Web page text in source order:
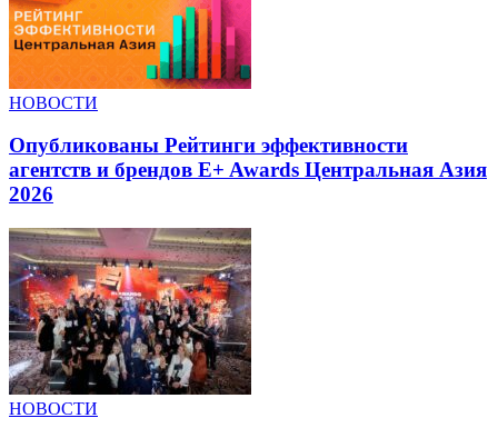
НОВОСТИ
Опубликованы Рейтинги эффективности
агентств и брендов E+ Awards Центральная Азия
2026
НОВОСТИ